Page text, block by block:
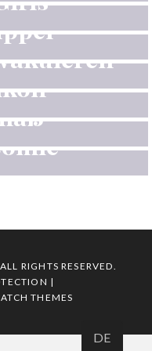
RIGHTS RESERVED.
|
THEMES
DE